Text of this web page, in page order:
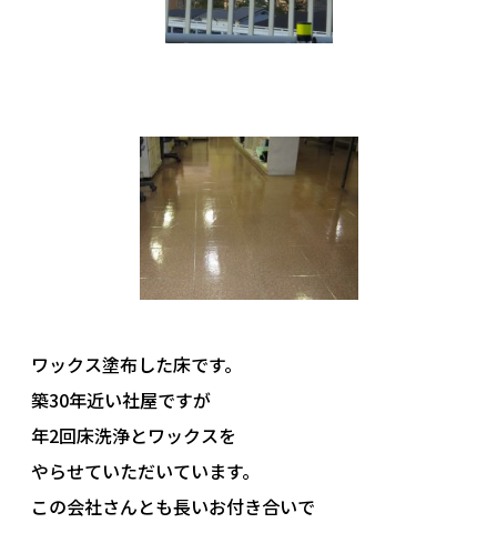
ワックス塗布した床です。
築30年近い社屋ですが
年2回床洗浄とワックスを
やらせていただいています。
この会社さんとも長いお付き合いで